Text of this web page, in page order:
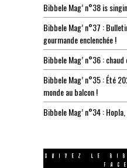
Bibbele Mag’ n°38 is
Bibbele Mag’ n°37 :
gourmande enclenchée !
Bibbele Mag’ n°36 :
Bibbele Mag’ n°35 : Été
monde au balcon !
Bibbele Mag’ n°34 :
SUIVEZ LE